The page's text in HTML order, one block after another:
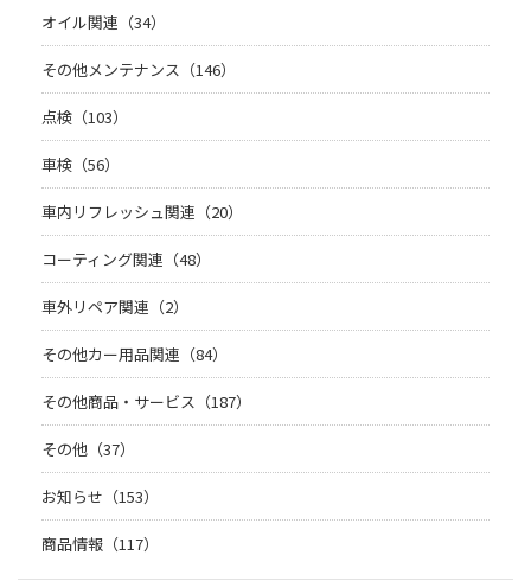
オイル関連（34）
その他メンテナンス（146）
点検（103）
車検（56）
車内リフレッシュ関連（20）
コーティング関連（48）
車外リペア関連（2）
その他カー用品関連（84）
その他商品・サービス（187）
その他（37）
お知らせ（153）
商品情報（117）